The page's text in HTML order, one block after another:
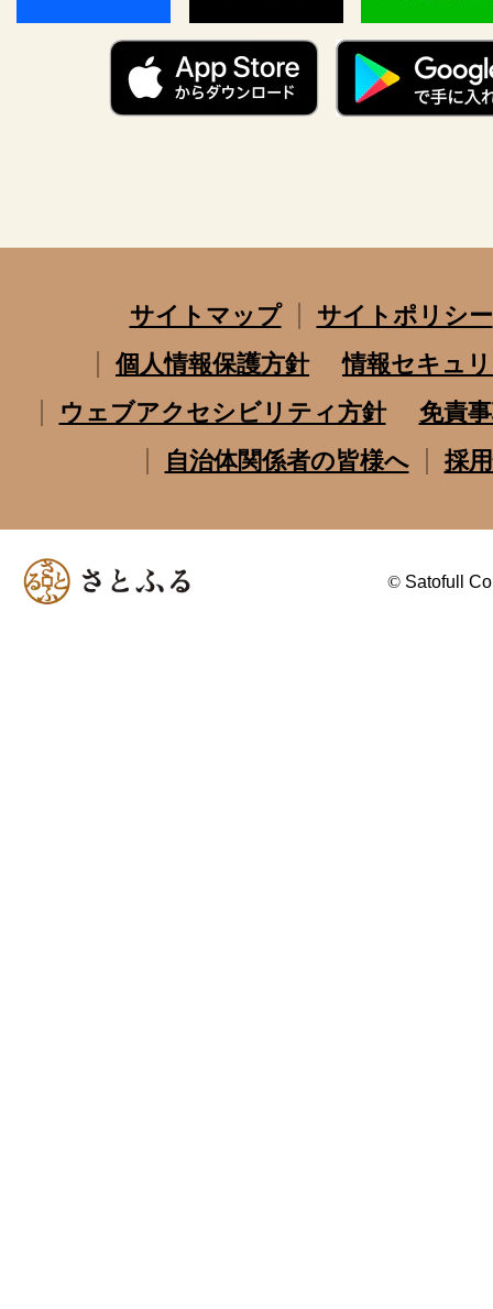
サイトマップ
サイトポリシー
個人情報保護方針
情報セキュ
ウェブアクセシビリティ方針
免責
自治体関係者の皆様へ
採
© Satofull